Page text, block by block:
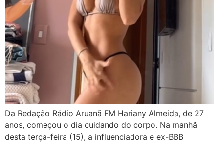
Da Redação Rádio Aruanã FM Hariany Almeida, de 27
anos, começou o dia cuidando do corpo. Na manhã
desta terça-feira (15), a influenciadora e ex-BBB